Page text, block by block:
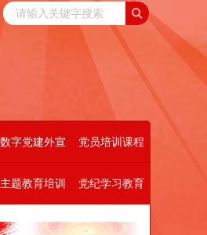
数字党建外宣 党员培训课程
主题教育培训 党纪学习教育